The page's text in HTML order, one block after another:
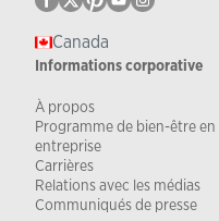
Canada
Informations corporative
À propos
Programme de bien-être en
entreprise
Carrières
Relations avec les médias
Communiqués de presse